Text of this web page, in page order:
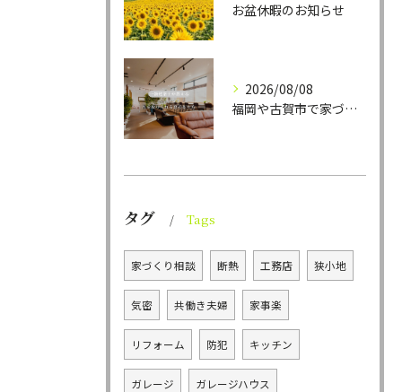
お盆休暇のお知らせ
2026/08/08
福岡や古賀市で家づくりをされている方から、そんなご相談をよく...
タグ Tags
家づくり相談 断熱 工務店 狭小地
気密 共働き夫婦 家事楽
リフォーム 防犯 キッチン
ガレージ ガレージハウス